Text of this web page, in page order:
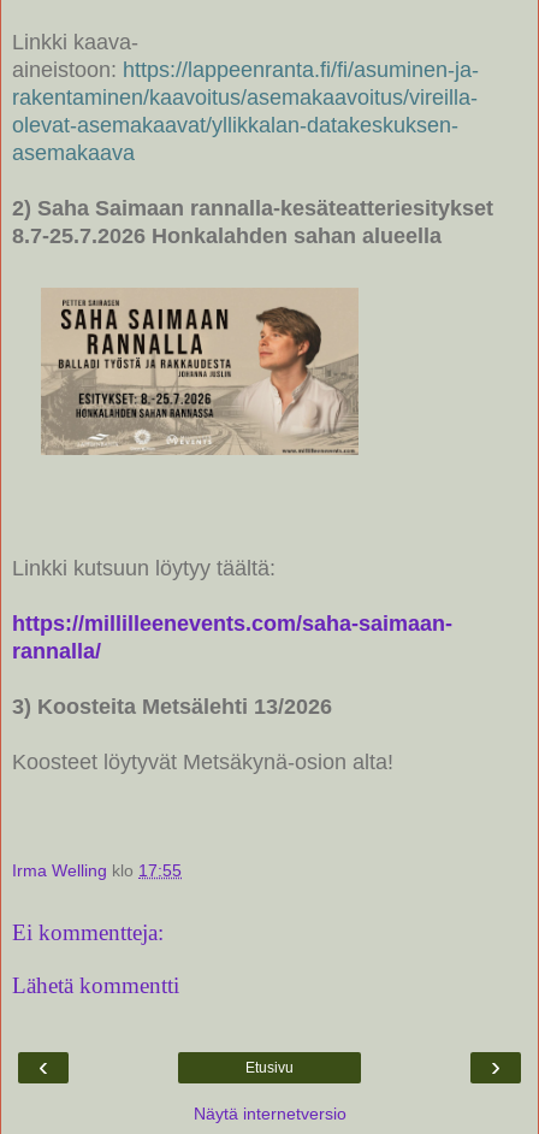
Linkki kaava-
aineistoon: https://lappeenranta.fi/fi/asuminen-ja-
rakentaminen/kaavoitus/asemakaavoitus/vireilla-
olevat-asemakaavat/yllikkalan-datakeskuksen-
asemakaava
2) Saha Saimaan rannalla-kesäteatteriesitykset
8.7-25.7.2026 Honkalahden sahan alueella
Linkki kutsuun löytyy täältä:
https://millilleenevents.com/saha-saimaan-
rannalla/
3) Koosteita Metsälehti 13/2026
Koosteet löytyvät Metsäkynä-osion alta!
Irma Welling klo 17:55
Ei kommentteja:
Lähetä kommentti
‹ ›
Etusivu
Näytä internetversio